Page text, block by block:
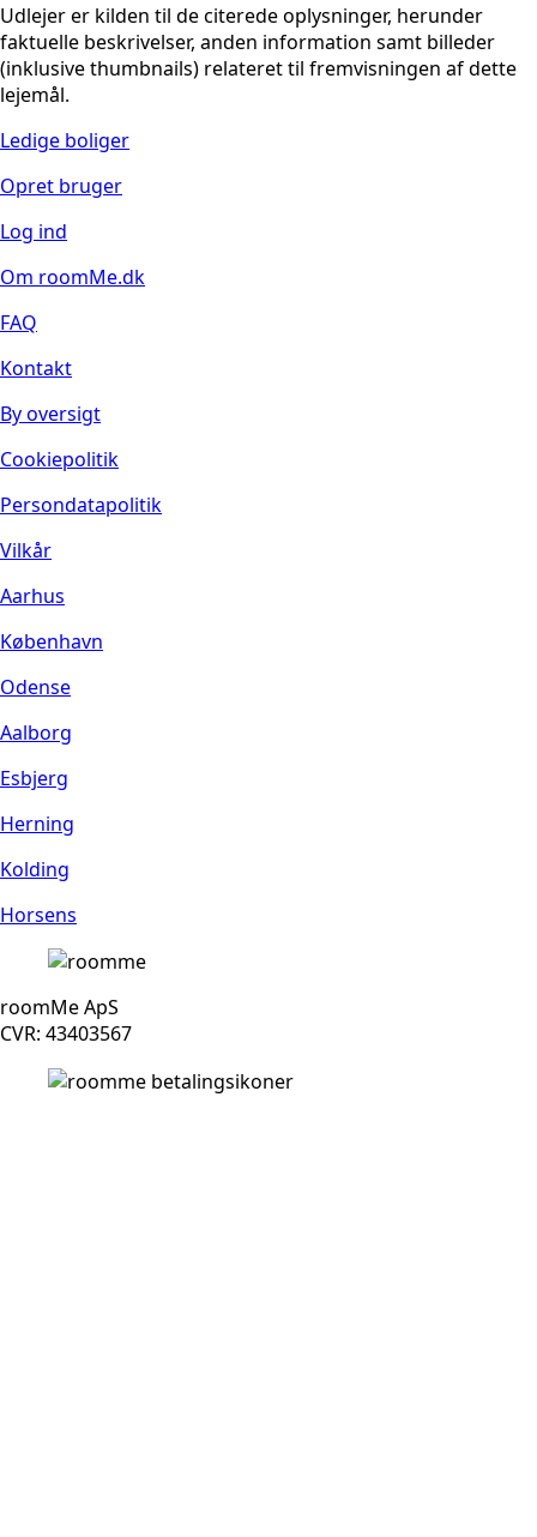
Udlejer er kilden til de citerede oplysninger, herunder
faktuelle beskrivelser, anden information samt billeder
(inklusive thumbnails) relateret til fremvisningen af dette
lejemål.
Ledige boliger
Opret bruger
Log ind
Om roomMe.dk
FAQ
Kontakt
By oversigt
Cookiepolitik
Persondatapolitik
Vilkår
Aarhus
København
Odense
Aalborg
Esbjerg
Herning
Kolding
Horsens
roomMe ApS
CVR: 43403567